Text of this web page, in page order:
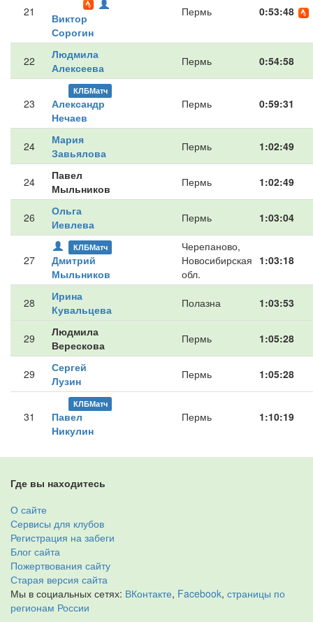
21
Виктор
Сорогин
Пермь 0:53:48
22
Людмила
Алексеева
Пермь 0:54:58
23
КЛБМатч
Александр
Нечаев
Пермь 0:59:31
24
Мария
Завьялова
Пермь 1:02:49
24
Павел
Мыльников
Пермь 1:02:49
26
Ольга
Иевлева
Пермь 1:03:04
27
КЛБМатч
Дмитрий
Мыльников
Черепаново,
Новосибирская
обл.
1:03:18
28
Ирина
Кувальцева
Полазна 1:03:53
29
Людмила
Верескова
Пермь 1:05:28
29
Сергей
Лузин
Пермь 1:05:28
31
КЛБМатч
Павел
Никулин
Пермь 1:10:19
Где вы находитесь
О сайте
Сервисы для клубов
Регистрация на забеги
Блог сайта
Пожертвования сайту
Старая версия сайта
Мы в социальных сетях: ВКонтакте, Facebook, страницы по
регионам России